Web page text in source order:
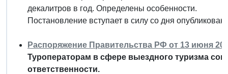
декалитров в год. Определены особенности.
Постановление вступает в силу со дня
Распоряжение Правительства РФ от 13 июня
Туроператорам в сфере выездного туризма
ответственности.